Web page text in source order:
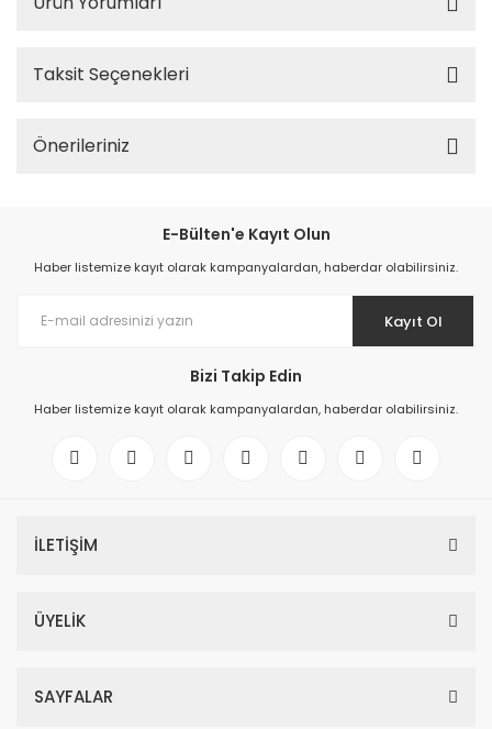
Taksit Seçenekleri
Önerileriniz
E-Bülten'e Kayıt Olun
Haber listemize kayıt olarak kampanyalardan, haberdar olabilirsiniz.
Kayıt Ol
Bizi Takip Edin
Haber listemize kayıt olarak kampanyalardan, haberdar olabilirsiniz.
İLETİŞİM
ÜYELİK
SAYFALAR